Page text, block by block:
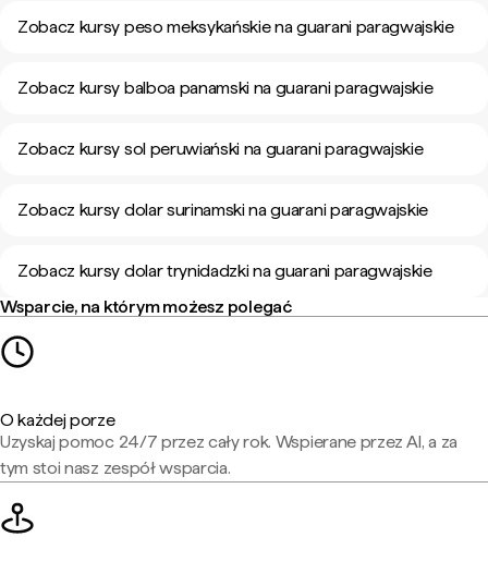
Zobacz kursy peso meksykańskie na guarani paragwajskie
Zobacz kursy balboa panamski na guarani paragwajskie
Zobacz kursy sol peruwiański na guarani paragwajskie
Zobacz kursy dolar surinamski na guarani paragwajskie
Zobacz kursy dolar trynidadzki na guarani paragwajskie
Wsparcie, na którym możesz polegać
O każdej porze
Uzyskaj pomoc 24/7 przez cały rok. Wspierane przez AI, a za
tym stoi nasz zespół wsparcia.